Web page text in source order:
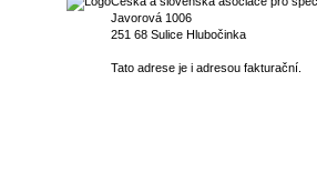
Javorová 1006
251 68 Sulice Hlubočinka
Tato adrese je i adresou fakturační.